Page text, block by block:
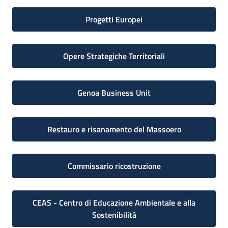
Progetti Europei
Opere Strategiche Territoriali
Genoa Business Unit
Restauro e risanamento del Massoero
Commissario ricostruzione
CEAS - Centro di Educazione Ambientale e alla
Sostenibilità